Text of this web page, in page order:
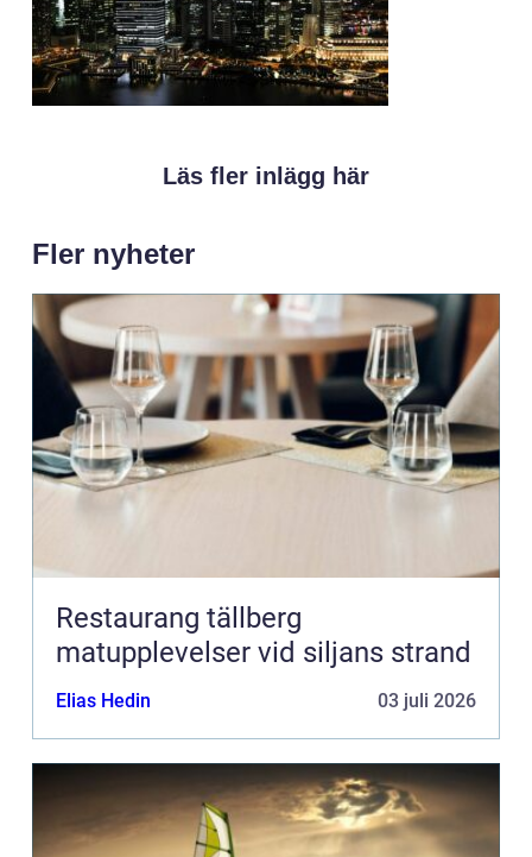
Läs fler inlägg här
Fler nyheter
Restaurang tällberg
matupplevelser vid siljans strand
Elias Hedin 03 juli 2026